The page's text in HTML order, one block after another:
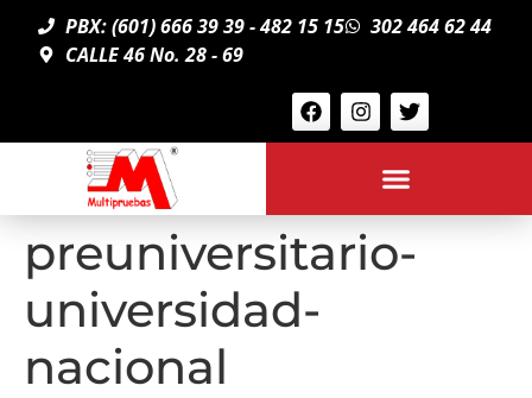
PBX: (601) 666 39 39 - 482 15 15
302 464 62 44
CALLE 46 No. 28 - 69
preuniversitario-
universidad-
nacional